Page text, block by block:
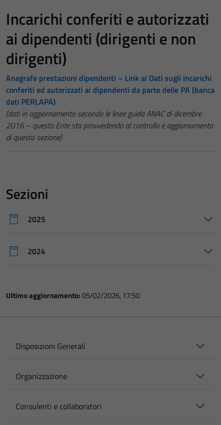
Incarichi conferiti e autorizzati
ai dipendenti (dirigenti e non
dirigenti)
Anagrafe prestazioni dipendenti – Link ai Dati sugli incarichi
conferiti ed autorizzati ai dipendenti da parte delle PA (banca
dati PERLAPA)
(dati in aggiornamento secondo le linee guida ANAC di dicembre
2016 – questo Ente sta provvedendo al controllo e aggiornamento
di questa sezione)
Sezioni
2025
2024
Ultimo aggiornamento:05/02/2026, 17:50
Disposizioni Generali
Organizzazione
Consulenti e collaboratori